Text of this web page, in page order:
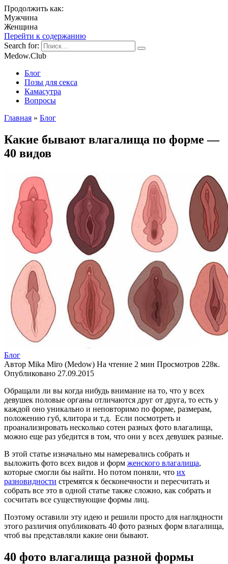
Продолжить как:
Мужчина
Женщина
Перейти к содержанию
Search for:
Medow.Club
Блог
Позы для секса
Камасутра
Вопросы
Главная » Блог
Какие бывают влагалища по форме —
40 видов
Блог
Автор Mika Miro (Medow) На чтение 2 мин Просмотров 228к.
Опубликовано 27.09.2015
Обращали ли вы когда нибудь внимание на то, что у всех
девушек половые органы отличаются друг от друга, то есть у
каждой оно уникально и неповторимо по форме, размерам,
положению губ, клитора и т.д. Если посмотреть и
проанализировать несколько сотен разных фото влагалища,
можно еще раз убедится в том, что они у всех девушек разные.
В этой статье изначально мы намеревались собрать и
выложить фото всех видов и форм женского влагалища,
которые смогли бы найти. Но потом поняли, что их
разновидности стремятся к бесконечности и пересчитать и
собрать все это в одной статье также сложно, как собрать и
сосчитать все существующие формы лиц.
Поэтому оставили эту идею и решили просто для наглядности
этого различия опубликовать 40 фото разных форм влагалища,
чтоб вы представляли какие они бывают.
40 фото влагалища разной формы